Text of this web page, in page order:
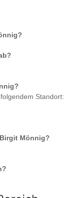
?
?
Standort:
Birgit Mönnig?